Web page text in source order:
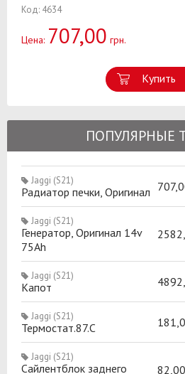
Код: 4634
Цена: 707,00 грн.
Купить
ПОПУЛЯРНЫЕ
Jaggi (S21)
Радиатор печки, Оригинал
Jaggi (S21)
Генератор, Оригинал 14v
75Ah
Jaggi (S21)
Капот
Jaggi (S21)
Термостат.87.C
Jaggi (S21)
Сайлентблок заднего